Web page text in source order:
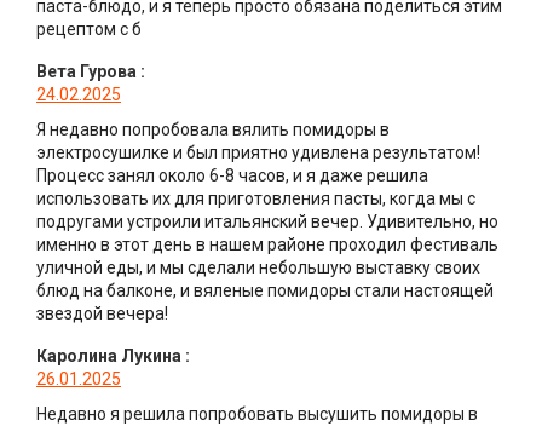
паста-блюдо, и я теперь просто обязана поделиться этим
рецептом с б
Вета Гурова :
24.02.2025
Я недавно попробовала вялить помидоры в
электросушилке и был приятно удивлена результатом!
Процесс занял около 6-8 часов, и я даже решила
использовать их для приготовления пасты, когда мы с
подругами устроили итальянский вечер. Удивительно, но
именно в этот день в нашем районе проходил фестиваль
уличной еды, и мы сделали небольшую выставку своих
блюд на балконе, и вяленые помидоры стали настоящей
звездой вечера!
Каролина Лукина :
26.01.2025
Недавно я решила попробовать высушить помидоры в